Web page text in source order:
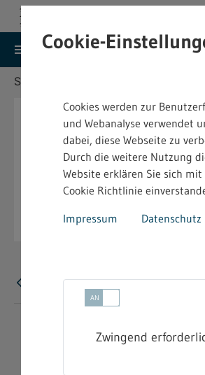
menu Menu search Suche
Sie befinden sich hier:
Fehler
Cookie-
Cookies werden zur
und Webanalyse verwendet
dabei, diese Webseite zu
Durch die weitere Nutzung
Website erklären Sie sich
Cookie Richtlinie
Impressum
Datenschutz
Zwingend